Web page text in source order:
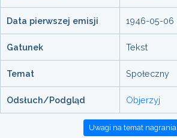
Data pierwszej emisji 1946-05-06
Gatunek Tekst
Temat Społeczny
Odsłuch/Podgląd Objerzyj
Uwagi na temat nagrania